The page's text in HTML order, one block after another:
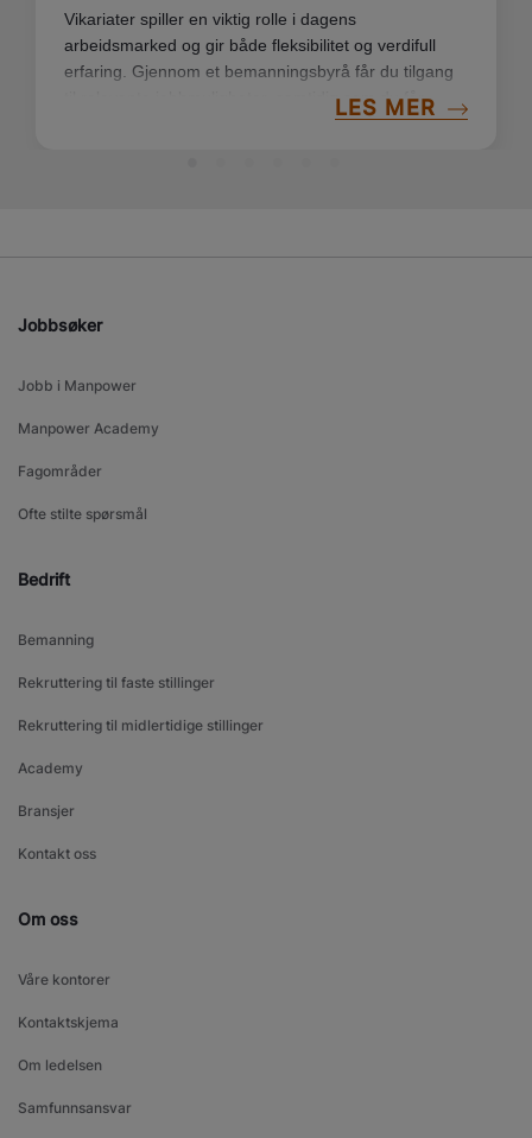
Vikariater spiller en viktig rolle i dagens
arbeidsmarked og gir både fleksibilitet og verdifull
erfaring. Gjennom et bemanningsbyrå får du tilgang
til relevante jobbmuligheter, samtidig som du får
støtte og oppfølging på veien. Her er noen gode
LES MER
Jobbsøker
Jobb i Manpower
Manpower Academy
Fagområder
Ofte stilte spørsmål
Bedrift
Bemanning
Rekruttering til faste stillinger
Rekruttering til midlertidige stillinger
Academy
Bransjer
Kontakt oss
Om oss
Våre kontorer
Kontaktskjema
Om ledelsen
Samfunnsansvar